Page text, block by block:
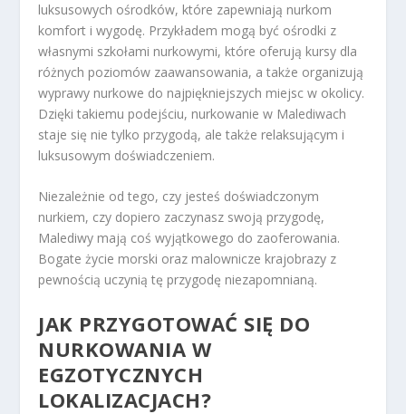
luksusowych ośrodków, które zapewniają nurkom
komfort i wygodę. Przykładem mogą być ośrodki z
własnymi szkołami nurkowymi, które oferują kursy dla
różnych poziomów zaawansowania, a także organizują
wyprawy nurkowe do najpiękniejszych miejsc w okolicy.
Dzięki takiemu podejściu, nurkowanie w Malediwach
staje się nie tylko przygodą, ale także relaksującym i
luksusowym doświadczeniem.
Niezależnie od tego, czy jesteś doświadczonym
nurkiem, czy dopiero zaczynasz swoją przygodę,
Malediwy mają coś wyjątkowego do zaoferowania.
Bogate życie morski oraz malownicze krajobrazy z
pewnością uczynią tę przygodę niezapomnianą.
JAK PRZYGOTOWAĆ SIĘ DO
NURKOWANIA W
EGZOTYCZNYCH
LOKALIZACJACH?